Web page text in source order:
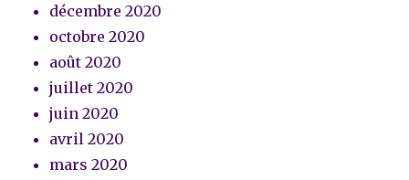
décembre 2020
octobre 2020
août 2020
juillet 2020
juin 2020
avril 2020
mars 2020